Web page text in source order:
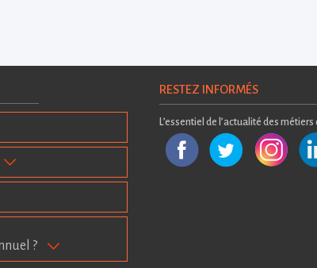
?
RESTEZ INFORMÉS
L’essentiel de l’actualité des métiers